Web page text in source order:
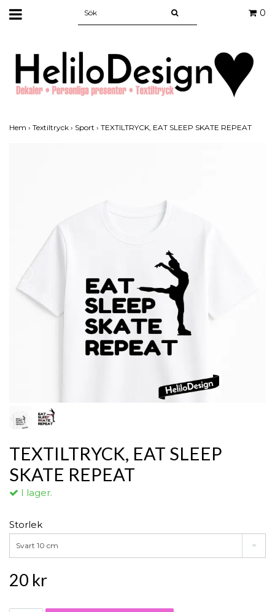
0
Hem › Textiltryck › Sport › TEXTILTRYCK, EAT SLEEP SKATE REPEAT
TEXTILTRYCK, EAT SLEEP
SKATE REPEAT
I lager.
Storlek
Svart 10 cm
20 kr